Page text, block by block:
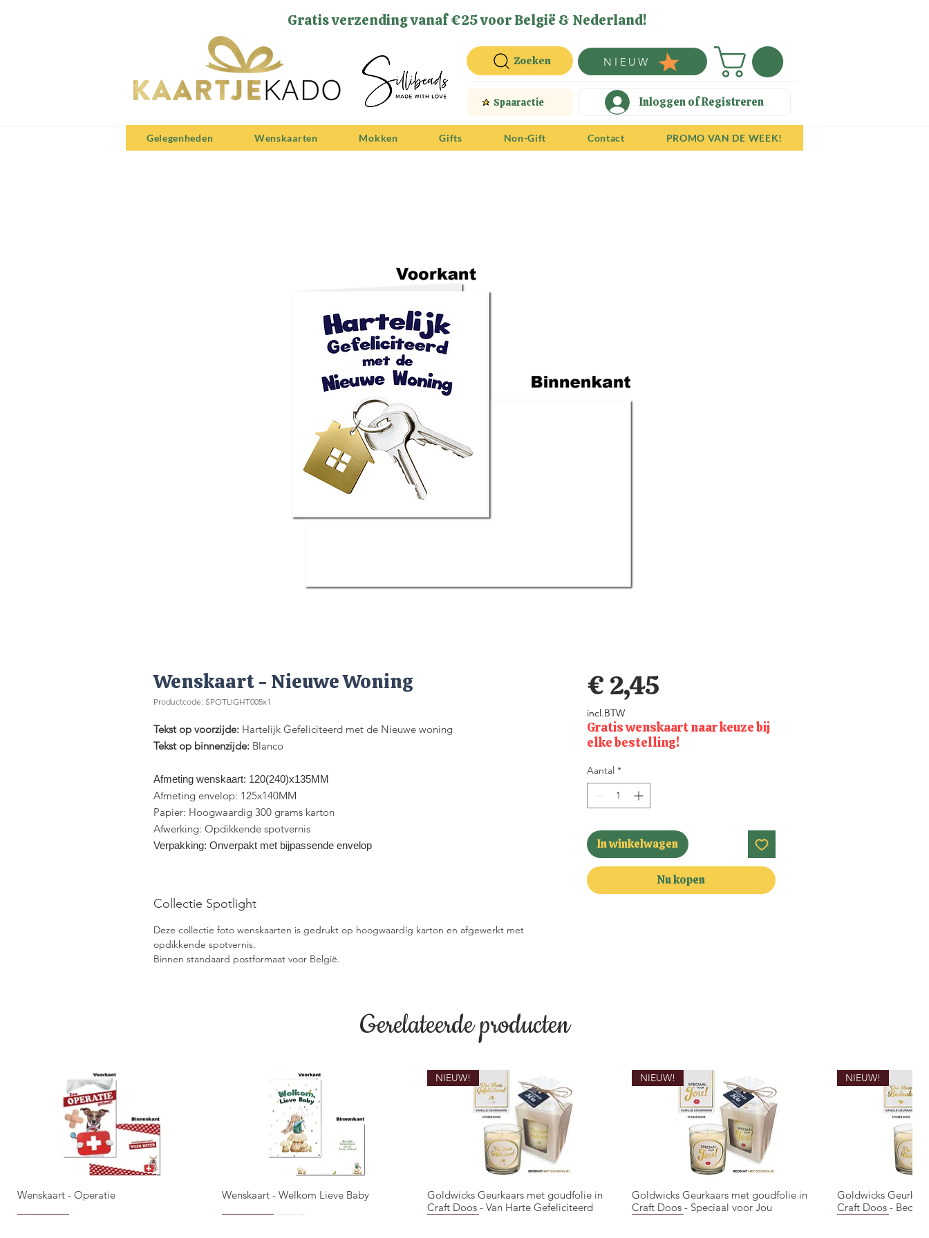
Gratis verzending vanaf €25 voor België & Nederland!
Zoeken NIEUW
Spaaractie Inloggen of Registreren
Gelegenheden Wenskaarten Mokken Gifts Non-Gift Contact PROMO VAN DE WEEK!
Wenskaart - Nieuwe Woning
Productcode: SPOTLIGHT005x1
Tekst op voorzijde: Hartelijk Gefeliciteerd met de Nieuwe woning
Tekst op binnenzijde: Blanco
Afmeting wenskaart: 120(240)x135MM
Afmeting envelop: 125x140MM
Papier: Hoogwaardig 300 grams karton
Afwerking: Opdikkende spotvernis
Verpakking: Onverpakt met bijpassende envelop
Collectie Spotlight
Deze collectie foto wenskaarten is gedrukt op hoogwaardig karton en afgewerkt met
opdikkende spotvernis.
Binnen standaard postformaat voor België.
€ 2,45Prijs
incl.BTW
Gratis wenskaart naar keuze bij
elke bestelling!
Aantal *
In winkelwagen
Nu kopen
Gerelateerde producten
Snel overzicht
Wenskaart - Operatie Snel overzicht
Wenskaart - Welkom Lieve Baby Snel overzicht
NIEUW!
Goldwicks Geurkaars met goudfolie in
Craft Doos - Van Harte Gefeliciteerd
Snel overzicht
NIEUW!
Goldwicks Geurkaars met goudfolie in
Craft Doos - Speciaal voor Jou
Snel
NIEUW!
Goldwicks
Craft Doos -